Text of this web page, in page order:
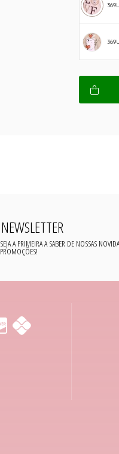
NEWSLETTER
SEJA A PRIMEIRA A SABER DE NOSSAS
PROMOÇÕES!